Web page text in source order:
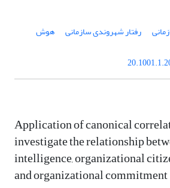
رفتار شهروندی سازمانی هوش
Application of canonical
investigate the relationship
intelligence, organizational
and organizational commitment